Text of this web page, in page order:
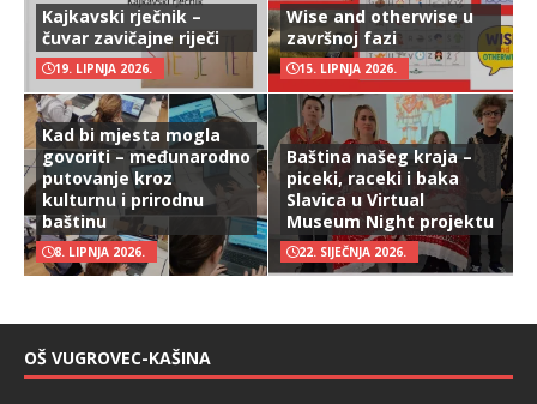
Kajkavski rječnik –
čuvar zavičajne riječi
19. LIPNJA 2026.
Wise and otherwise u
završnoj fazi
15. LIPNJA 2026.
Kad bi mjesta mogla
govoriti – međunarodno
putovanje kroz
kulturnu i prirodnu
baštinu
8. LIPNJA 2026.
Baština našeg kraja –
piceki, raceki i baka
Slavica u Virtual
Museum Night projektu
22. SIJEČNJA 2026.
OŠ VUGROVEC-KAŠINA